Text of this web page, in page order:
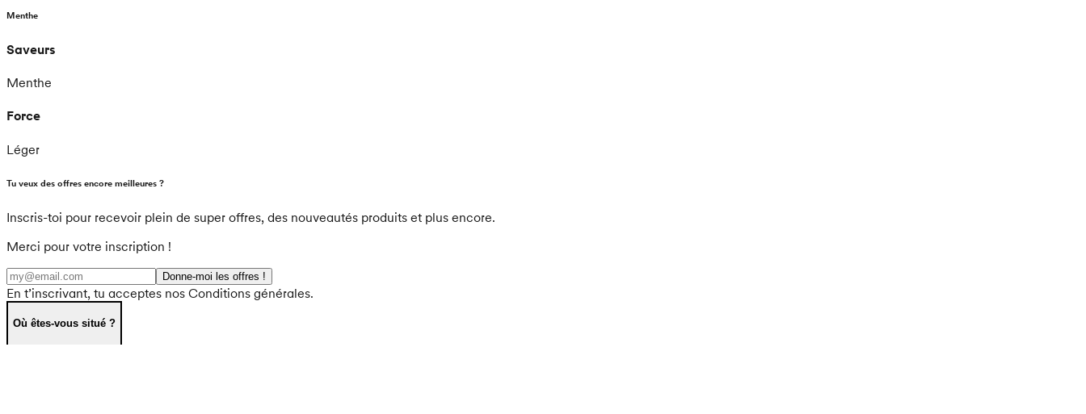
Menthe
Saveurs
Menthe
Force
Léger
Tu veux des offres encore meilleures ?
Inscris-toi pour recevoir plein de super offres, des nouveautés produits et plus encore.
Merci pour votre inscription !
Donne-moi les offres !
En t’inscrivant, tu acceptes nos Conditions générales.
Où êtes-vous situé ?